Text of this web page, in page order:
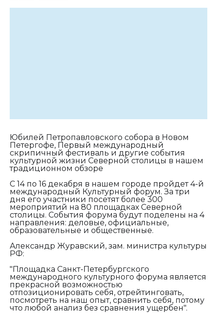
Юбилей Петропавловского собора в Новом
Петергофе, Первый международный
скрипичный фестиваль и другие события
культурной жизни Северной столицы в нашем
традиционном обзоре
С 14 по 16 декабря в нашем городе пройдет 4-й
международный Культурный форум. За три
дня его участники посетят более 300
мероприятий на 80 площадках Северной
столицы. События форума будут поделены на 4
направления: деловые, официальные,
образовательные и общественные.
Александр Журавский, зам. министра культуры
РФ:
"Площадка Санкт-Петербургского
международного культурного форума является
прекрасной возможностью
отпозиционировать себя, отрейтинговать,
посмотреть на наш опыт, сравнить себя, потому
что любой анализ без сравнения ущербен".